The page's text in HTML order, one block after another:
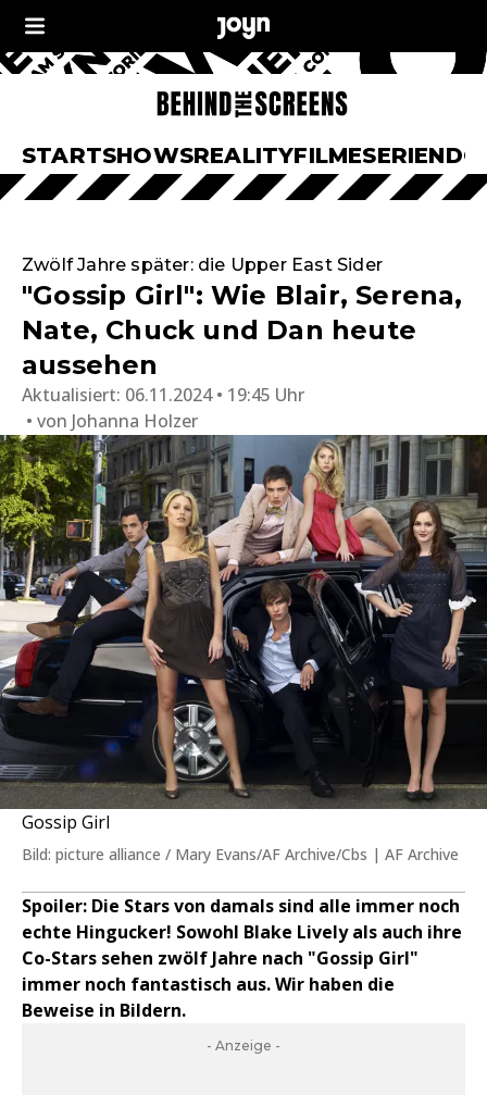
STARTSHOWSREALITYFILMESERIEN
Zwölf Jahre später: die Upper East Sider
"Gossip Girl": Wie Blair, Serena,
Nate, Chuck und Dan heute
aussehen
Aktualisiert: 06.11.2024 • 19:45 Uhr
von Johanna Holzer
Gossip Girl
Bild: picture alliance / Mary Evans/AF Archive/Cbs | AF Archive
Spoiler: Die Stars von damals sind alle immer noch
echte Hingucker! Sowohl Blake Lively als auch ihre
Co-Stars sehen zwölf Jahre nach "Gossip Girl"
immer noch fantastisch aus. Wir haben die
Beweise in Bildern.
- Anzeige -